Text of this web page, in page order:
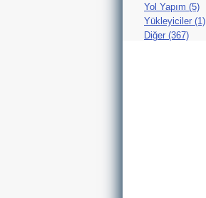
Yol Yapım (5)
Yükleyiciler (1)
Diğer (367)